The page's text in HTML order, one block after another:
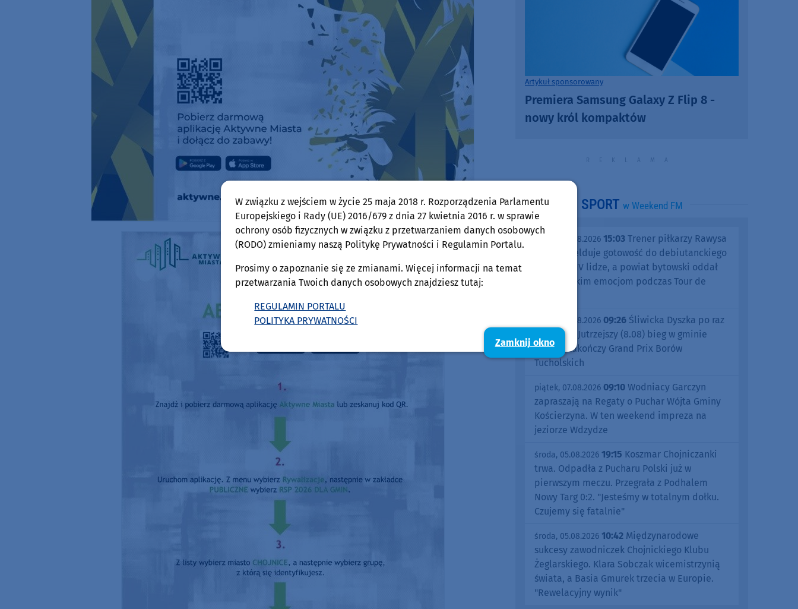
Artykuł sponsorowany
Premiera Samsung Galaxy Z Flip 8 -
nowy król kompaktów
SPORT w Weekend FM
piątek, 07.08.2026 15:03 Trener piłkarzy Rawysa
Raciąż melduje gotowość do debiutanckiego
sezonu w IV lidze, a powiat bytowski oddał
się kolarskim emocjom podczas Tour de
piątek, 07.08.2026 09:26 Śliwicka Dyszka po raz
dziesiąty. Jutrzejszy (8.08) bieg w gminie
Śliwice zakończy Grand Prix Borów
Tucholskich
piątek, 07.08.2026 09:10 Wodniacy Garczyn
zapraszają na Regaty o Puchar Wójta Gminy
Kościerzyna. W ten weekend impreza na
jeziorze Wdzydze
środa, 05.08.2026 19:15 Koszmar Chojniczanki
trwa. Odpadła z Pucharu Polski już w
pierwszym meczu. Przegrała z Podhalem
Nowy Targ 0:2. "Jesteśmy w totalnym dołku.
Czujemy się fatalnie"
środa, 05.08.2026 10:42 Międzynarodowe
sukcesy zawodniczek Chojnickiego Klubu
Żeglarskiego. Klara Sobczak wicemistrzynią
świata, a Basia Gmurek trzecia w Europie.
"Rewelacyjny wynik"
W związku z wejściem w życie 25 maja 2018 r. Rozporządzenia Parlamentu
Europejskiego i Rady (UE) 2016/679 z dnia 27 kwietnia 2016 r. w sprawie
ochrony osób fizycznych w związku z przetwarzaniem danych osobowych
(RODO) zmieniamy naszą Politykę Prywatności i Regulamin Portalu.
Prosimy o zapoznanie się ze zmianami. Więcej informacji na temat
przetwarzania Twoich danych osobowych znajdziesz tutaj:
REGULAMIN PORTALU
POLITYKA PRYWATNOŚCI
Zamknij okno